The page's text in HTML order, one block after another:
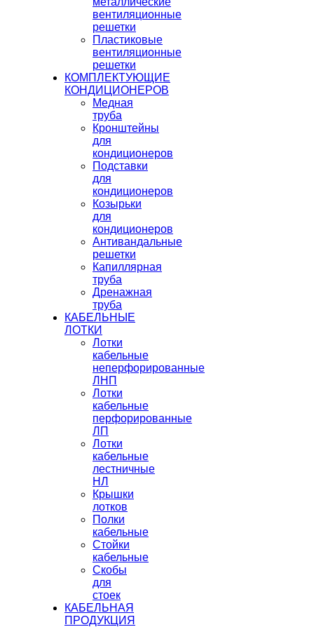
вентиляционные
решетки
Пластиковые
вентиляционные
решетки
КОМПЛЕКТУЮЩИЕ
КОНДИЦИОНЕРОВ
Медная
труба
Кронштейны
для
кондиционеров
Подставки
для
кондиционеров
Козырьки
для
кондиционеров
Антивандальные
решетки
Капиллярная
труба
Дренажная
труба
КАБЕЛЬНЫЕ
ЛОТКИ
Лотки
кабельные
неперфорированные
ЛНП
Лотки
кабельные
перфорированные
ЛП
Лотки
кабельные
лестничные
НЛ
Крышки
лотков
Полки
кабельные
Стойки
кабельные
Скобы
для
стоек
КАБЕЛЬНАЯ
ПРОДУКЦИЯ